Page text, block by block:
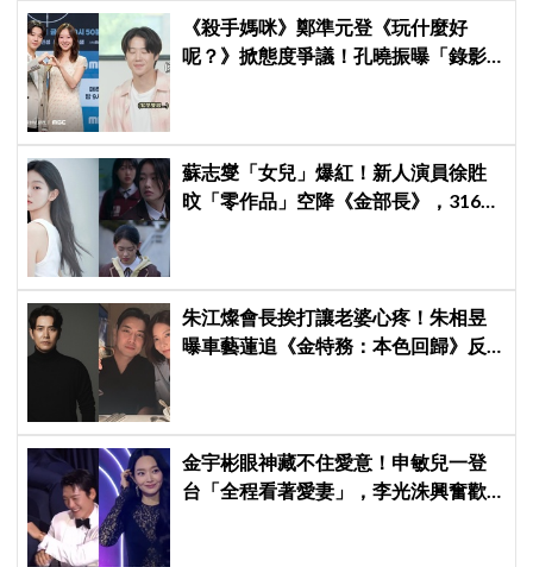
《殺手媽咪》鄭準元登《玩什麼好
呢？》掀態度爭議！孔曉振曝「錄影
蘇志燮「女兒」爆紅！新人演員徐貹
旼「零作品」空降《金部長》，316萬
朱江燦會長挨打讓老婆心疼！朱相昱
曝車藝蓮追《金特務：本色回歸》反
金宇彬眼神藏不住愛意！申敏兒一登
台「全程看著愛妻」，李光洙興奮歡